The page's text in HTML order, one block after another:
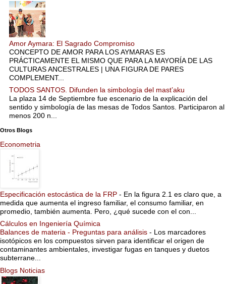
Amor Aymara: El Sagrado Compromiso
CONCEPTO DE AMOR PARA LOS AYMARAS ES
PRÁCTICAMENTE EL MISMO QUE PARA LA MAYORÍA DE LAS
CULTURAS ANCESTRALES | UNA FIGURA DE PARES
COMPLEMENT...
TODOS SANTOS. Difunden la simbología del mast’aku
La plaza 14 de Septiembre fue escenario de la explicación del
sentido y simbología de las mesas de Todos Santos. Participaron al
menos 200 n...
Otros Blogs
Econometria
Especificación estocástica de la FRP - En la figura 2.1 es claro que, a
medida que aumenta el ingreso familiar, el consumo familiar, en
promedio, también aumenta. Pero, ¿qué sucede con el con...
Cálculos en Ingeniería Química
Balances de materia - Preguntas para análisis - Los marcadores
isotópicos en los compuestos sirven para identificar el origen de
contaminantes ambientales, investigar fugas en tanques y duetos
subterrane...
Blogs Noticias